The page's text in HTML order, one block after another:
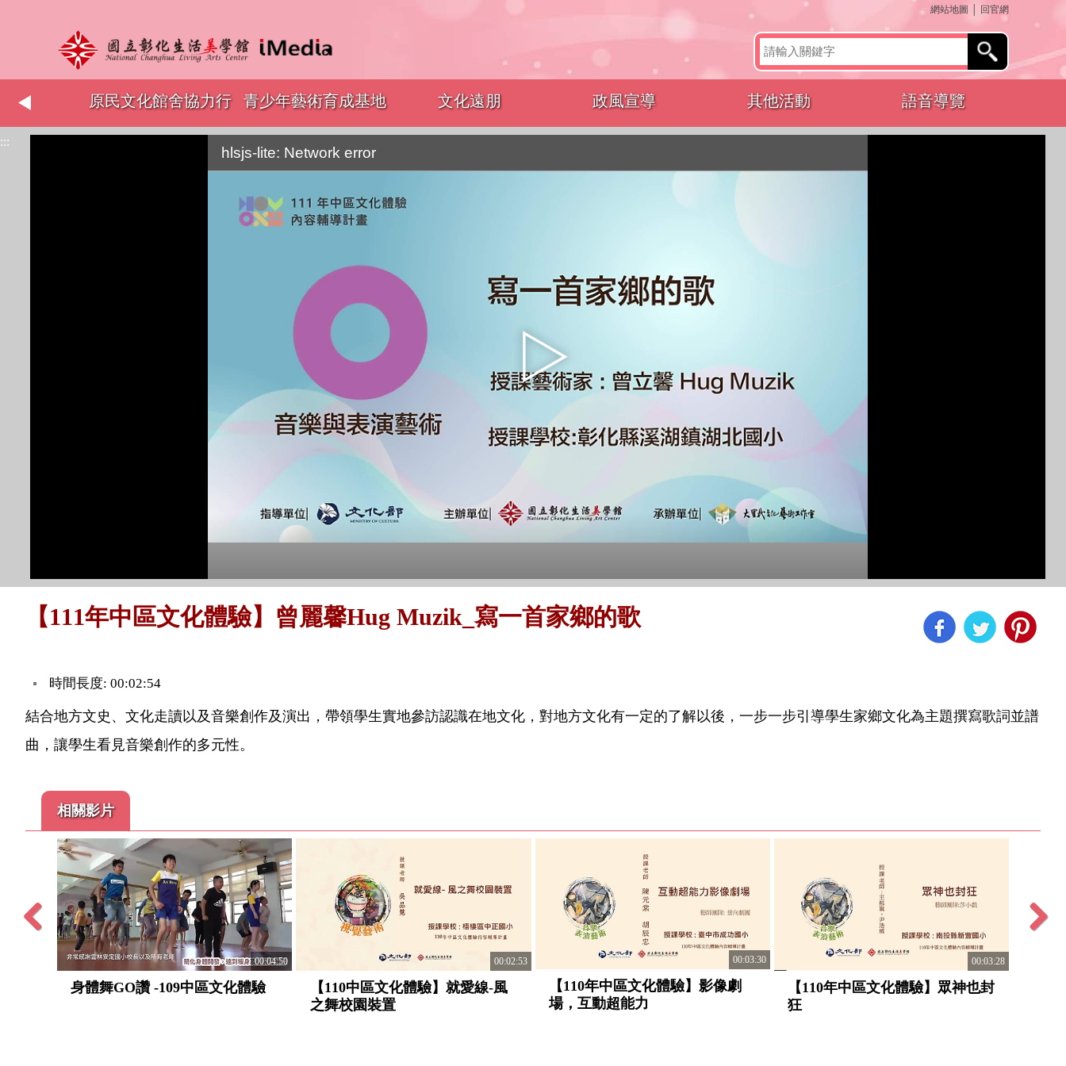
::: 網站地圖 回官網
表揚 原民文化館舍協力行 青少年藝術育成基地 文化遠朋 政風宣導 其他活動 語音導覽
:::
hlsjs-lite: Network error
【111年中區文化體驗】曾麗馨Hug Muzik_寫一首家鄉的歌
時間長度: 00:02:54
結合地方文史、文化走讀以及音樂創作及演出，帶領學生實地參訪認識在地文化，對地方文化有一定的了解以後，一步一步引導學生家鄉文化為主題撰寫歌詞並譜
曲，讓學生看見音樂創作的多元性。
相關影片
00:04:50
身體舞GO讚 -109中區文化體驗
00:02:53
【110中區文化體驗】就愛線-風
之舞校園裝置
00:03:30
【110年中區文化體驗】影像劇
場，互動超能力
00:03:28
【110年中區文化體驗】眾神也封
狂
Previous